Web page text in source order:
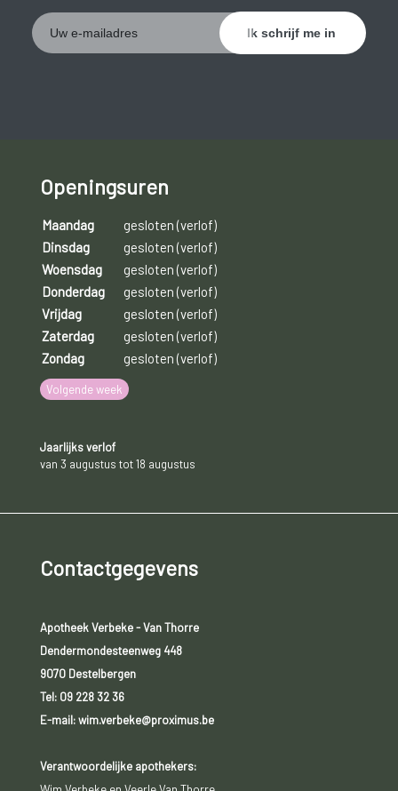
Openingsuren
Maandag
gesloten (verlof)
Dinsdag
gesloten (verlof)
Woensdag
gesloten (verlof)
Donderdag
gesloten (verlof)
Vrijdag
gesloten (verlof)
Zaterdag
gesloten (verlof)
Zondag
gesloten (verlof)
Volgende week
Jaarlijks verlof
van 3 augustus tot 18 augustus
Contactgegevens
Apotheek Verbeke - Van Thorre
Dendermondesteenweg 448
9070 Destelbergen
Tel: 09 228 32 36
E-mail: wim.verbeke@proximus.be
Verantwoordelijke apothekers: